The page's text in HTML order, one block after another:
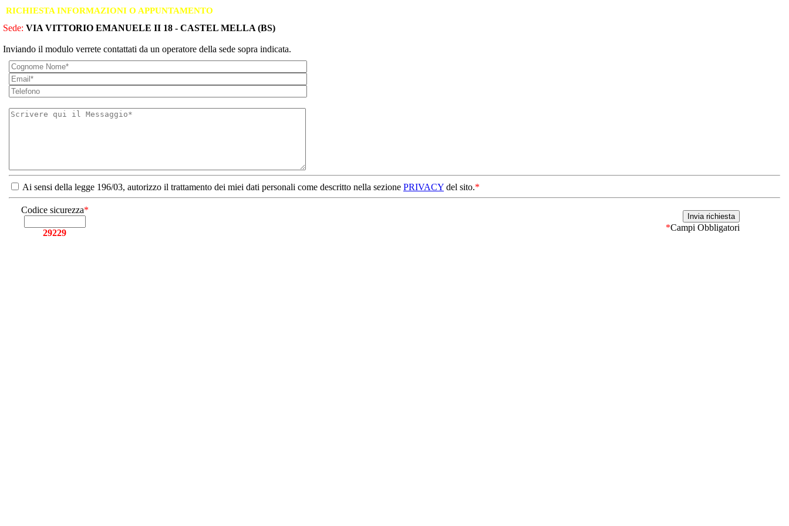
RICHIESTA INFORMAZIONI O APPUNTAMENTO
Sede: VIA VITTORIO EMANUELE II 18 - CASTEL MELLA (BS)
Inviando il modulo verrete contattati da un operatore della sede sopra indicata.
Ai sensi della legge 196/03, autorizzo il trattamento dei miei dati personali come descritto nella sezione PRIVACY del sito.*
Codice sicurezza*
29229
*Campi Obbligatori